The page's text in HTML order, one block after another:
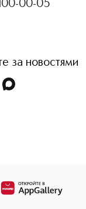
00-05
за новостями